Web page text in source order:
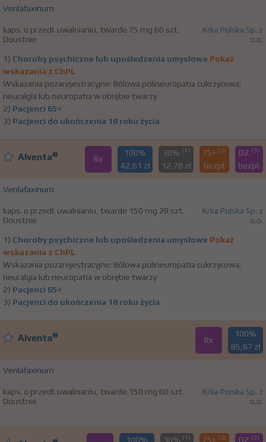
Venlafaxinum
kaps. o przedł. uwalnianiu, twarde 75 mg 60 szt.
Doustnie
Krka Polska Sp. z
o.o.
1) Choroby psychiczne lub upośledzenia umysłowe Pokaż
wskazania z ChPL
Wskazania pozarejestracyjne: Bólowa polineuropatia cukrzycowa;
neuralgia lub neuropatia w obrębie twarzy
2) Pacjenci 65+
3) Pacjenci do ukończenia 18 roku życia
Alventa® Rx
100%
42,61 zł
30% (1)
12,78 zł
75+ (2)
bezpł.
DZ (3)
bezpł.
Venlafaxinum
kaps. o przedł. uwalnianiu, twarde 150 mg 28 szt.
Doustnie
Krka Polska Sp. z
o.o.
1) Choroby psychiczne lub upośledzenia umysłowe Pokaż
wskazania z ChPL
Wskazania pozarejestracyjne: Bólowa polineuropatia cukrzycowa;
neuralgia lub neuropatia w obrębie twarzy
2) Pacjenci 65+
3) Pacjenci do ukończenia 18 roku życia
Alventa® Rx
100%
85,67 zł
Venlafaxinum
kaps. o przedł. uwalnianiu, twarde 150 mg 60 szt.
Doustnie
Krka Polska Sp. z
o.o.
100% 30% (1) 75+ (2) DZ (3)